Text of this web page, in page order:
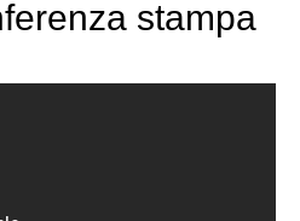
stampa